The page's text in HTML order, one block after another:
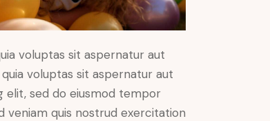
voluptas sit aspernatur aut
voluptas sit aspernatur aut
elit, sed do eiusmod tempor
veniam quis nostrud exercitation